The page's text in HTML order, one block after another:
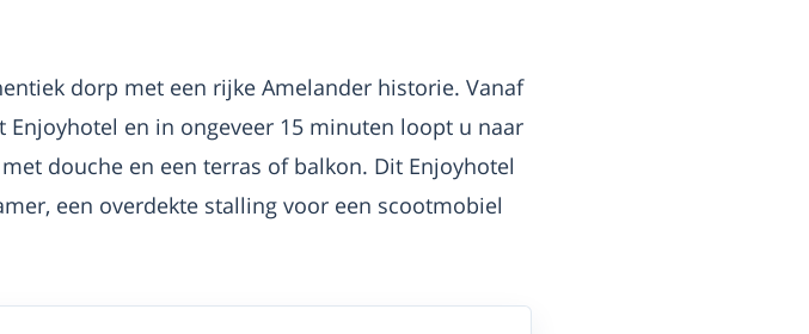
dorp met een rijke Amelander historie. Vanaf
en in ongeveer 15 minuten loopt u naar
douche en een terras of balkon. Dit Enjoyhotel
een overdekte stalling voor een scootmobiel